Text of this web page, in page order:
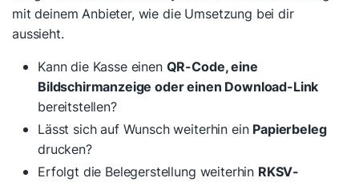
mit deinem Anbieter, wie die Umsetzung bei dir
aussieht.
Kann die Kasse einen QR-Code, eine
Bildschirmanzeige oder einen Download-Link
bereitstellen?
Lässt sich auf Wunsch weiterhin ein Papierbeleg
drucken?
Erfolgt die Belegerstellung weiterhin RKSV-